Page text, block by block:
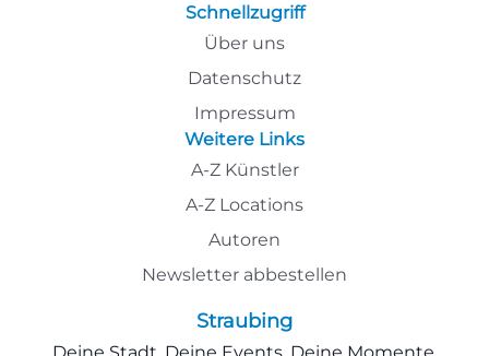
Schnellzugriff
Über uns
Datenschutz
Impressum
Weitere Links
A-Z Künstler
A-Z Locations
Autoren
Newsletter abbestellen
Straubing